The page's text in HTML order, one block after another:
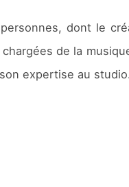
dont le
de la
expertise au studio.